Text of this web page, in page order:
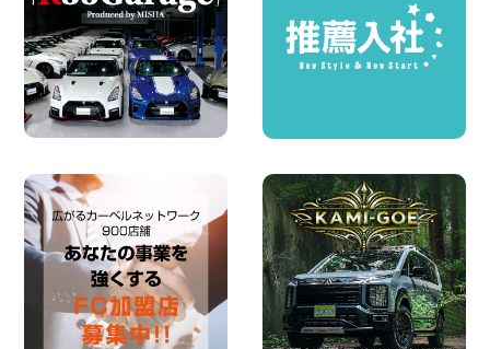
お盆も休まず営業します! 神奈川県 横浜
旭南本宿町店
100円レンタカー 横浜旭南本宿町
2026年08月07日